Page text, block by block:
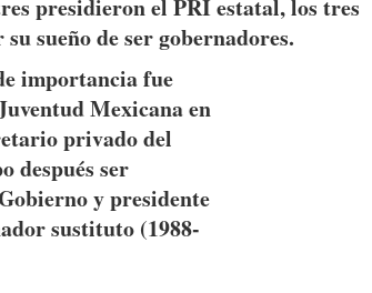
presidieron el PRI estatal, los tres
sueño de ser gobernadores.
importancia fue
Mexicana en
privado del
después ser
y presidente
sustituto (1988-